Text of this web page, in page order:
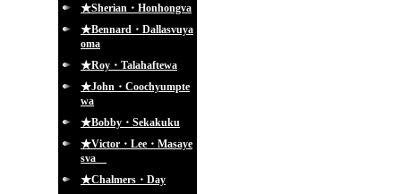
★Sherian・Honhongva
★Bennard・Dallasvuya
oma
★Roy・Talahaftewa
★John・Coochyumpte
wa
★Bobby・Sekakuku
★Victor・Lee・Masaye
sva
★Chalmers・Day